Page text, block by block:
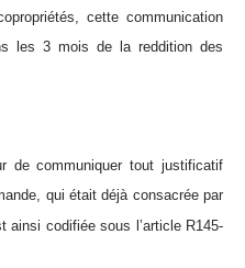
cette communication
les 3 mois de la reddition des
de communiquer tout justificatif
qui était déjà consacrée par
ainsi codifiée sous l’article R145-